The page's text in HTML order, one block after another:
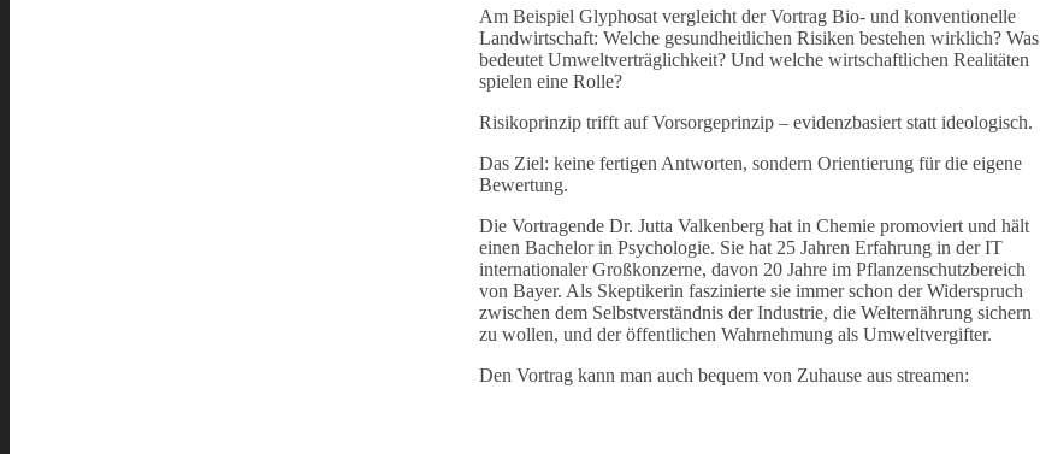
Am Beispiel Glyphosat vergleicht der Vortrag Bio- und konventionelle
Landwirtschaft: Welche gesundheitlichen Risiken bestehen wirklich? Was
bedeutet Umweltverträglichkeit? Und welche wirtschaftlichen Realitäten
spielen eine Rolle?
Risikoprinzip trifft auf Vorsorgeprinzip – evidenzbasiert statt ideologisch.
Das Ziel: keine fertigen Antworten, sondern Orientierung für die eigene
Bewertung.
Die Vortragende Dr. Jutta Valkenberg hat in Chemie promoviert und hält
einen Bachelor in Psychologie. Sie hat 25 Jahren Erfahrung in der IT
internationaler Großkonzerne, davon 20 Jahre im Pflanzenschutzbereich
von Bayer. Als Skeptikerin faszinierte sie immer schon der Widerspruch
zwischen dem Selbstverständnis der Industrie, die Welternährung sichern
zu wollen, und der öffentlichen Wahrnehmung als Umweltvergifter.
Den Vortrag kann man auch bequem von Zuhause aus streamen: